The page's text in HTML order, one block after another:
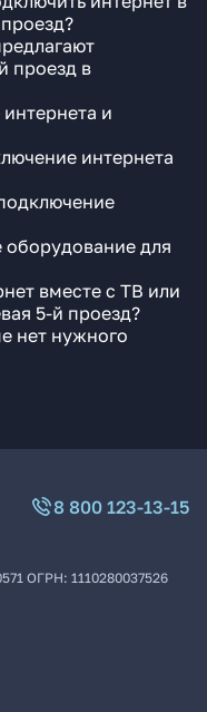
проезд в
и
интернета
для
вместе с ТВ или
5-й проезд?
нет нужного
8 800 123-13-15
ОГРН: 1110280037526